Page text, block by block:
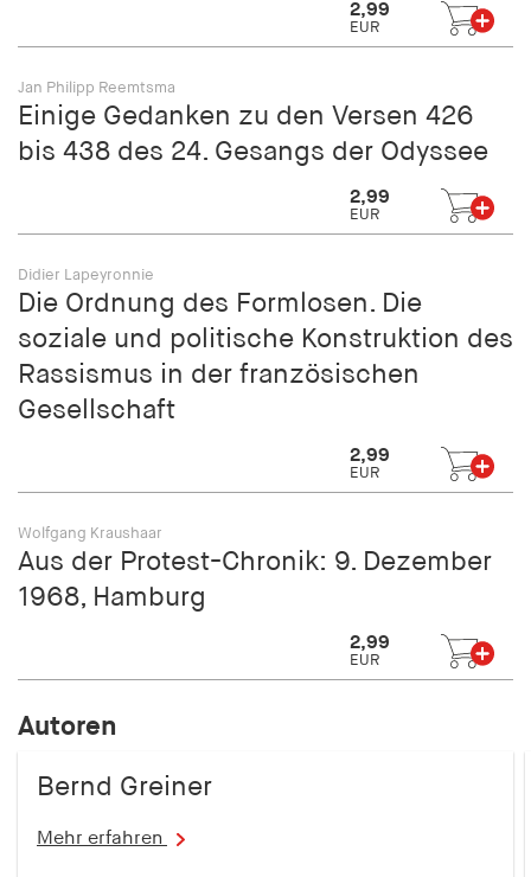
2,99
EUR
Jan Philipp Reemtsma
Einige Gedanken zu den Versen 426
bis 438 des 24. Gesangs der Odyssee
2,99
EUR
Didier Lapeyronnie
Die Ordnung des Formlosen. Die
soziale und politische Konstruktion des
Rassismus in der französischen
Gesellschaft
2,99
EUR
Wolfgang Kraushaar
Aus der Protest-Chronik: 9. Dezember
1968, Hamburg
2,99
EUR
Autoren
Bernd Greiner
Mehr erfahren